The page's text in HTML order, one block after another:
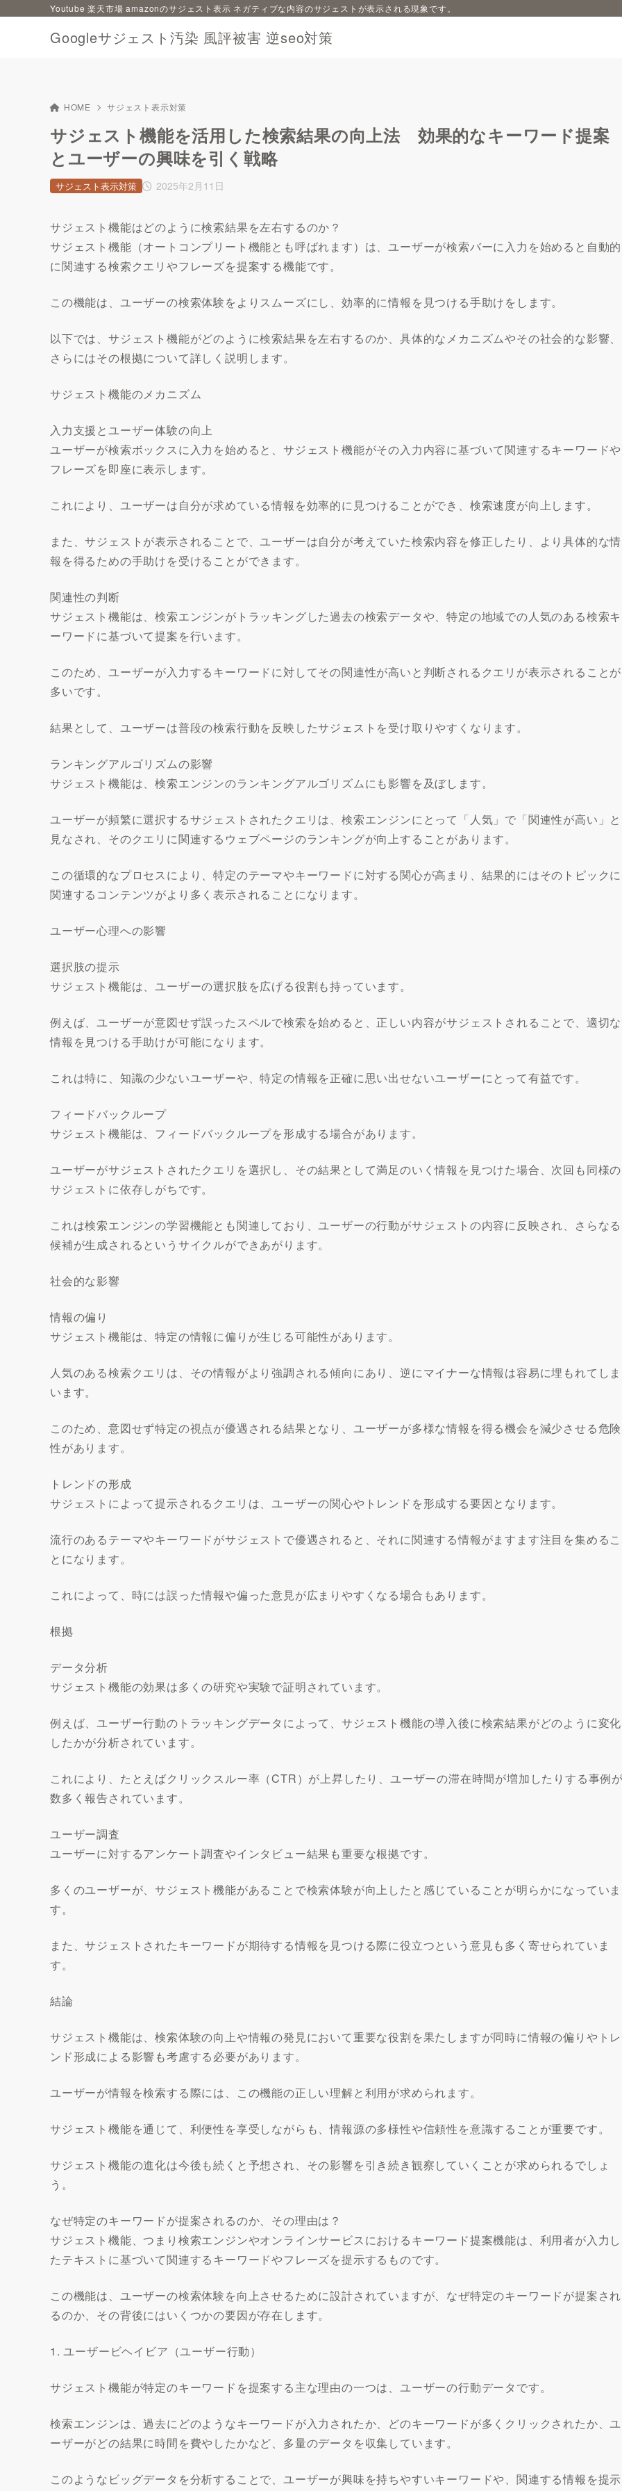
Googleサジェスト汚染 風評被害 逆seo対策
Youtube 楽天市場 amazonのサジェスト表示 ネガティブな内容のサジェストが表示される現象です。
HOME サジェスト表示対策
サジェスト機能を活用した検索結果の向上法 効果的なキーワード提案
とユーザーの興味を引く戦略
2025年2月11日
サジェスト表示対策
サジェスト機能はどのように検索結果を左右するのか？
サジェスト機能（オートコンプリート機能とも呼ばれます）は、ユーザーが検索バーに入力を始めると自動的
に関連する検索クエリやフレーズを提案する機能です。
この機能は、ユーザーの検索体験をよりスムーズにし、効率的に情報を見つける手助けをします。
以下では、サジェスト機能がどのように検索結果を左右するのか、具体的なメカニズムやその社会的な影響、
さらにはその根拠について詳しく説明します。
サジェスト機能のメカニズム
入力支援とユーザー体験の向上
ユーザーが検索ボックスに入力を始めると、サジェスト機能がその入力内容に基づいて関連するキーワードや
フレーズを即座に表示します。
これにより、ユーザーは自分が求めている情報を効率的に見つけることができ、検索速度が向上します。
また、サジェストが表示されることで、ユーザーは自分が考えていた検索内容を修正したり、より具体的な情
報を得るための手助けを受けることができます。
関連性の判断
サジェスト機能は、検索エンジンがトラッキングした過去の検索データや、特定の地域での人気のある検索キ
ーワードに基づいて提案を行います。
このため、ユーザーが入力するキーワードに対してその関連性が高いと判断されるクエリが表示されることが
多いです。
結果として、ユーザーは普段の検索行動を反映したサジェストを受け取りやすくなります。
ランキングアルゴリズムの影響
サジェスト機能は、検索エンジンのランキングアルゴリズムにも影響を及ぼします。
ユーザーが頻繁に選択するサジェストされたクエリは、検索エンジンにとって「人気」で「関連性が高い」と
見なされ、そのクエリに関連するウェブページのランキングが向上することがあります。
この循環的なプロセスにより、特定のテーマやキーワードに対する関心が高まり、結果的にはそのトピックに
関連するコンテンツがより多く表示されることになります。
ユーザー心理への影響
選択肢の提示
サジェスト機能は、ユーザーの選択肢を広げる役割も持っています。
例えば、ユーザーが意図せず誤ったスペルで検索を始めると、正しい内容がサジェストされることで、適切な
情報を見つける手助けが可能になります。
これは特に、知識の少ないユーザーや、特定の情報を正確に思い出せないユーザーにとって有益です。
フィードバックループ
サジェスト機能は、フィードバックループを形成する場合があります。
ユーザーがサジェストされたクエリを選択し、その結果として満足のいく情報を見つけた場合、次回も同様の
サジェストに依存しがちです。
これは検索エンジンの学習機能とも関連しており、ユーザーの行動がサジェストの内容に反映され、さらなる
候補が生成されるというサイクルができあがります。
社会的な影響
情報の偏り
サジェスト機能は、特定の情報に偏りが生じる可能性があります。
人気のある検索クエリは、その情報がより強調される傾向にあり、逆にマイナーな情報は容易に埋もれてしま
います。
このため、意図せず特定の視点が優遇される結果となり、ユーザーが多様な情報を得る機会を減少させる危険
性があります。
トレンドの形成
サジェストによって提示されるクエリは、ユーザーの関心やトレンドを形成する要因となります。
流行のあるテーマやキーワードがサジェストで優遇されると、それに関連する情報がますます注目を集めるこ
とになります。
これによって、時には誤った情報や偏った意見が広まりやすくなる場合もあります。
根拠
データ分析
サジェスト機能の効果は多くの研究や実験で証明されています。
例えば、ユーザー行動のトラッキングデータによって、サジェスト機能の導入後に検索結果がどのように変化
したかが分析されています。
これにより、たとえばクリックスルー率（CTR）が上昇したり、ユーザーの滞在時間が増加したりする事例
数多く報告されています。
ユーザー調査
ユーザーに対するアンケート調査やインタビュー結果も重要な根拠です。
多くのユーザーが、サジェスト機能があることで検索体験が向上したと感じていることが明らかになっていま
す。
また、サジェストされたキーワードが期待する情報を見つける際に役立つという意見も多く寄せられていま
す。
結論
サジェスト機能は、検索体験の向上や情報の発見において重要な役割を果たしますが同時に情報の偏りやトレ
ンド形成による影響も考慮する必要があります。
ユーザーが情報を検索する際には、この機能の正しい理解と利用が求められます。
サジェスト機能を通じて、利便性を享受しながらも、情報源の多様性や信頼性を意識することが重要です。
サジェスト機能の進化は今後も続くと予想され、その影響を引き続き観察していくことが求められるでしょ
う。
なぜ特定のキーワードが提案されるのか、その理由は？
サジェスト機能、つまり検索エンジンやオンラインサービスにおけるキーワード提案機能は、利用者が入力し
たテキストに基づいて関連するキーワードやフレーズを提示するものです。
この機能は、ユーザーの検索体験を向上させるために設計されていますが、なぜ特定のキーワードが提案され
るのか、その背後にはいくつかの要因が存在します。
1. ユーザービヘイビア（ユーザー行動）
サジェスト機能が特定のキーワードを提案する主な理由の一つは、ユーザーの行動データです。
検索エンジンは、過去にどのようなキーワードが入力されたか、どのキーワードが多くクリックされたか、ユ
ーザーがどの結果に時間を費やしたかなど、多量のデータを収集しています。
このようなビッグデータを分析することで、ユーザーが興味を持ちやすいキーワードや、関連する情報を提示